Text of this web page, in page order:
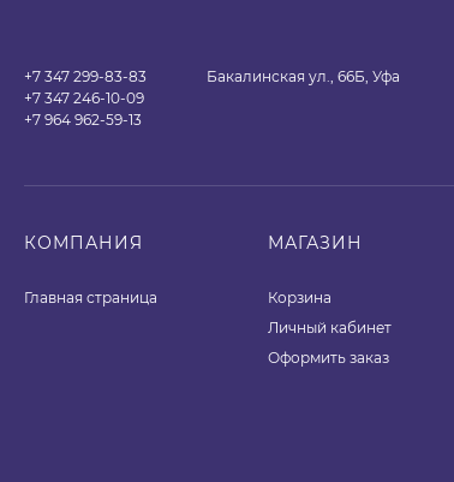
+7 347 299-83-83
+7 347 246-10-09
+7 964 962-59-13
Бакалинская ул., 66Б, Уфа
КОМПАНИЯ
Главная страница
МАГАЗИН
Корзина
Личный кабинет
Оформить заказ